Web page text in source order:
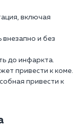
включая
и без
до инфаркта.
привести к коме.
привести к